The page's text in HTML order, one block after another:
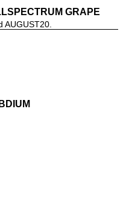
GRAPE
AUGUST20.